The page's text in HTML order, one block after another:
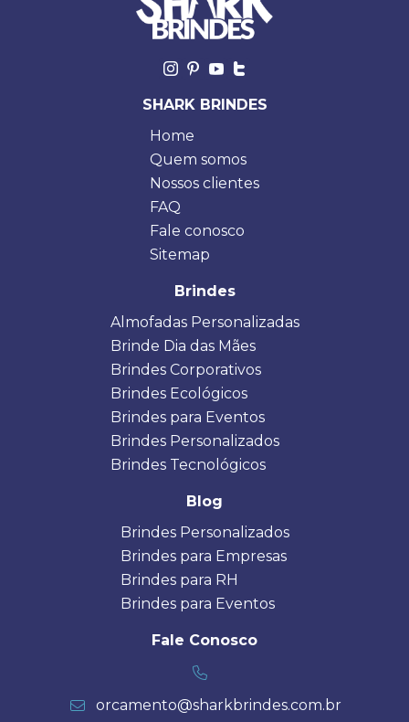
SHARK BRINDES
Home
Quem somos
Nossos clientes
FAQ
Fale conosco
Sitemap
Brindes
Almofadas Personalizadas
Brinde Dia das Mães
Brindes Corporativos
Brindes Ecológicos
Brindes para Eventos
Brindes Personalizados
Brindes Tecnológicos
Blog
Brindes Personalizados
Brindes para Empresas
Brindes para RH
Brindes para Eventos
Fale Conosco
orcamento@sharkbrindes.com.br